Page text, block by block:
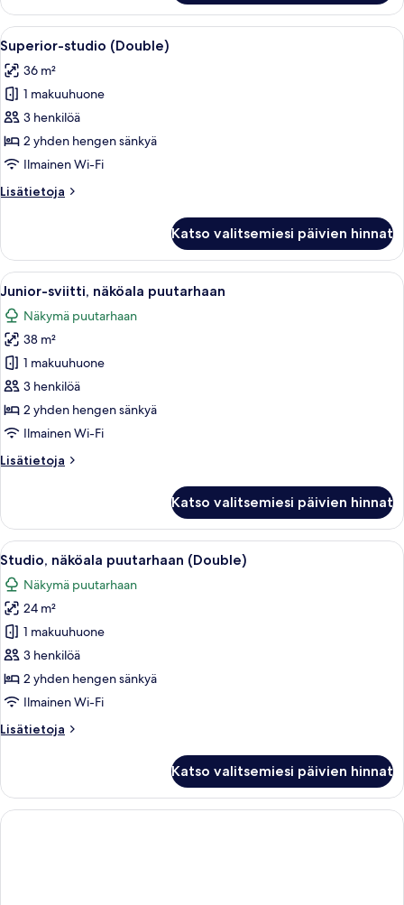
puutarhaan
(Single)
Avaa
kaikki
huonetyypin
Superior-
studio
(Double)
kuvat
Hotellihuone, jossa on kaksi
6
Superior-studio (Double)
36 m²
1 makuuhuone
3 henkilöä
2 yhden hengen sänkyä
Ilmainen Wi-Fi
Lisätietoja
Lisätietoja
(Double)
Katso valitsemiesi päivien hinnat
Avaa
kaikki
huonetyypin
Junior-
sviitti,
näköala
puutarhaan
kuvat
Hotellihuone, jossa on sänky,
7
Junior-sviitti, näköala puutarhaan
Näkymä puutarhaan
38 m²
1 makuuhuone
3 henkilöä
2 yhden hengen sänkyä
Ilmainen Wi-Fi
Lisätietoja
Lisätietoja
näköala
puutarhaan
Katso valitsemiesi päivien hinnat
Avaa
kaikki
huonetyypin
Studio,
näköala
puutarhaan
(Double)
kuvat
Hotellihuone, jossa on suuri sänky,
7
Studio, näköala puutarhaan (Double)
Näkymä puutarhaan
24 m²
1 makuuhuone
3 henkilöä
2 yhden hengen sänkyä
Ilmainen Wi-Fi
Lisätietoja
Lisätietoja
puutarhaan
(Double)
Katso valitsemiesi päivien hinnat